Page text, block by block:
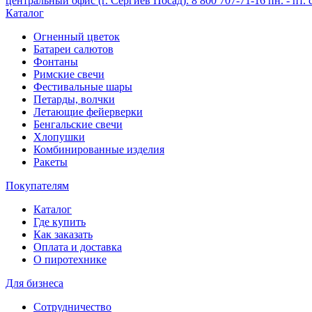
Каталог
Огненный цветок
Батареи салютов
Фонтаны
Римские свечи
Фестивальные шары
Петарды, волчки
Летающие фейерверки
Бенгальские свечи
Хлопушки
Комбинированные изделия
Ракеты
Покупателям
Каталог
Где купить
Как заказать
Оплата и доставка
О пиротехнике
Для бизнеса
Сотрудничество